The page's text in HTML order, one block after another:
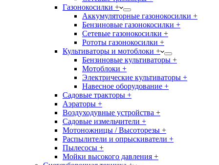
Газонокосилки +
Аккумуляторные газонокосилки +
Бензиновые газонокосилки +
Сетевые газонокосилки +
Рототы газонокосилки +
Культиваторы и мотоблоки +
Бензиновые культиваторы +
Мотоблоки +
Электрические культиваторы +
Навесное оборудование +
Садовые тракторы +
Аэраторы +
Воздуходувные устройства +
Садовые измельчители +
Мотоножницы / Высоторезы +
Распылители и опрыскиватели +
Пылесосы +
Мойки высокого давления +